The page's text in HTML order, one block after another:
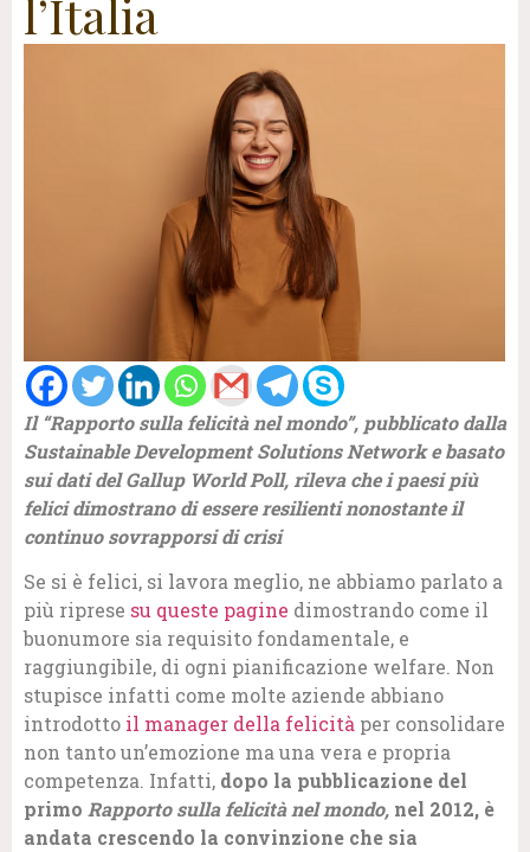
l’Italia
Il “Rapporto sulla felicità nel mondo”, pubblicato dalla
Sustainable Development Solutions Network e basato
sui dati del Gallup World Poll, rileva che i paesi più
felici dimostrano di essere resilienti nonostante il
continuo sovrapporsi di crisi
Se si è felici, si lavora meglio, ne abbiamo parlato a
più riprese su queste pagine dimostrando come il
buonumore sia requisito fondamentale, e
raggiungibile, di ogni pianificazione welfare. Non
stupisce infatti come molte aziende abbiano
introdotto il manager della felicità per consolidare
non tanto un’emozione ma una vera e propria
competenza. Infatti, dopo la pubblicazione del
primo Rapporto sulla felicità nel mondo, nel 2012, è
andata crescendo la convinzione che sia